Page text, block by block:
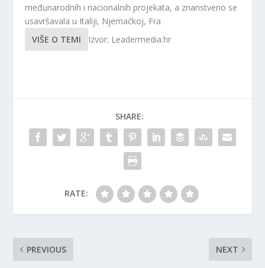
međunarodnih i nacionalnih projekata, a znanstveno se
usavršavala u Italiji, Njemačkoj, Fra
VIŠE O TEMI
Izvor: Leadermedia.hr
SHARE:
RATE:
PREVIOUS NEXT